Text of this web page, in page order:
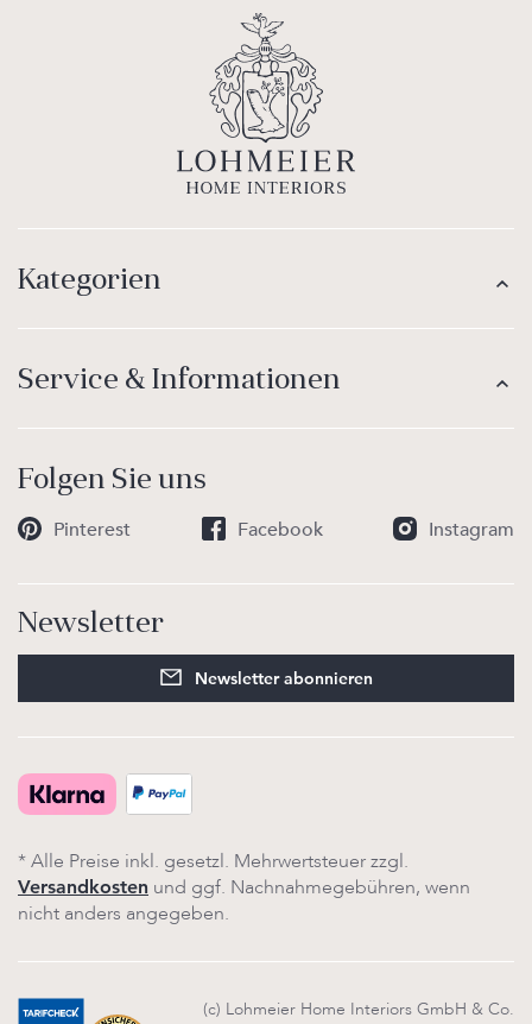
Kategorien
Service & Informationen
Folgen Sie uns
Pinterest Facebook Instagram
Newsletter
Newsletter abonnieren
* Alle Preise inkl. gesetzl. Mehrwertsteuer zzgl.
Versandkosten und ggf. Nachnahmegebühren, wenn
nicht anders angegeben.
(c) Lohmeier Home Interiors GmbH & Co.